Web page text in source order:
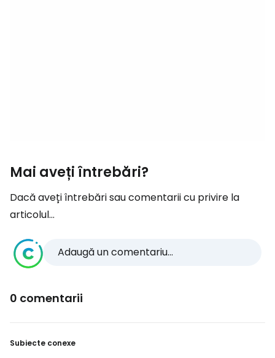
Mai aveți întrebări?
Dacă aveți întrebări sau comentarii cu privire la
articolul...
Adaugă un comentariu...
0 comentarii
Subiecte conexe